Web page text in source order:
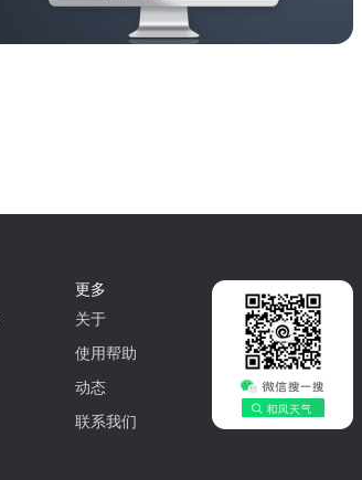
更多
关于
使用帮助
动态
联系我们